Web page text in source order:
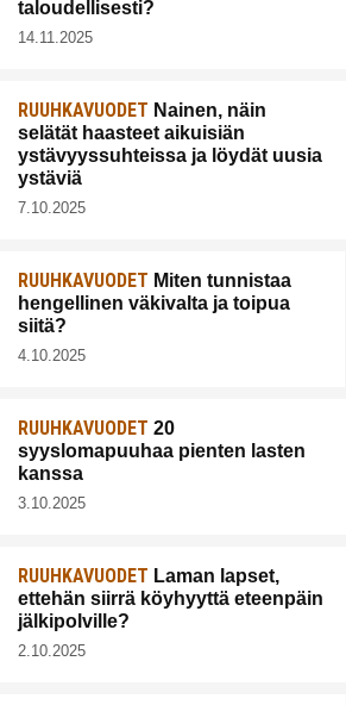
taloudellisesti?
14.11.2025
RUUHKAVUODET Nainen, näin
selätät haasteet aikuisiän
ystävyyssuhteissa ja löydät uusia
ystäviä
7.10.2025
RUUHKAVUODET Miten tunnistaa
hengellinen väkivalta ja toipua
siitä?
4.10.2025
RUUHKAVUODET 20
syyslomapuuhaa pienten lasten
kanssa
3.10.2025
RUUHKAVUODET Laman lapset,
ettehän siirrä köyhyyttä eteenpäin
jälkipolville?
2.10.2025